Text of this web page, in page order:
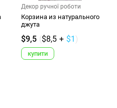
Декор ручної роботи
Корзина из натурального
джута
$9,5 ($8,5 + $1 )
купити